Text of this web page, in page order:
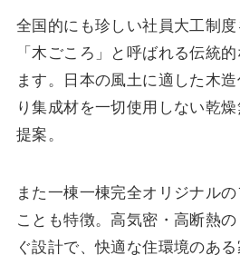
全国的にも珍しい社員大工制度
「木ごころ」と呼ばれる伝統
ます。日本の風土に適した木
り集成材を一切使用しない乾
提案。
また一棟一棟完全オリジナル
ことも特徴。高気密・高断熱
ぐ設計で、快適な住環境のあ